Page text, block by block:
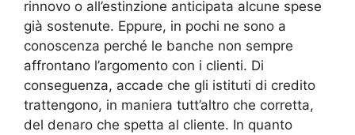
rinnovo o all’estinzione anticipata alcune spese
già sostenute. Eppure, in pochi ne sono a
conoscenza perché le banche non sempre
affrontano l’argomento con i clienti. Di
conseguenza, accade che gli istituti di credito
trattengono, in maniera tutt’altro che corretta,
del denaro che spetta al cliente. In quanto